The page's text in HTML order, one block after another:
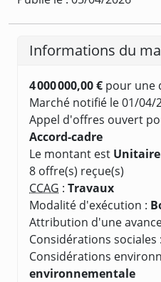
Informations du
4 000 000,00 € pour une
Marché notifié le 01/04/
Appel d'offres ouvert
Accord-cadre
Le montant est
8 offre(s) reçue(s)
CCAG : Travaux
Modalité d'exécution :
Attribution d'une
Considérations sociales :
Considérations
environnementale